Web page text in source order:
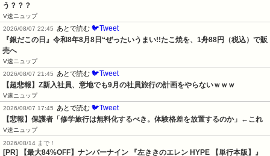
う？？？
V速ニュップ
2026/08/07 22:45
あとで読む 🐦Tweet
『銀だこの日』令和8年8月8日“ぜったいうまい!!たこ焼を、1舟88円（税込）で販
売へ
V速ニュップ
2026/08/07 21:45
あとで読む 🐦Tweet
【超悲報】Z新入社員、意地でも9月の社員旅行の計画をやらないｗｗｗ
V速ニュップ
2026/08/07 17:45
あとで読む 🐦Tweet
【悲報】保護者「修学旅行は無料化するべき。体験格差を放置するのか」←これ
V速ニュップ
2026/08/14 まで！
[PR] 【最大84%OFF】ナンバーナイン 『左ききのエレン HYPE 【単行本版】』